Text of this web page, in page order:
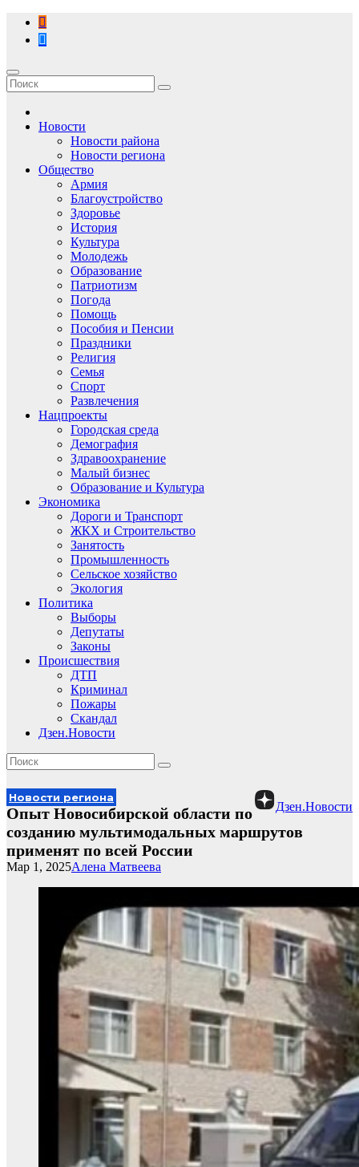
Перейти
содержимому
Новости
Новости района
Новости региона
Общество
Армия
Благоустройство
Здоровье
История
Культура
Молодежь
Образование
Патриотизм
Погода
Помощь
Пособия и Пенсии
Праздники
Религия
Семья
Спорт
Развлечения
Нацпроекты
Городская среда
Демография
Здравоохранение
Малый бизнес
Образование и Культура
Экономика
Дороги и Транспорт
ЖКХ и Строительство
Занятость
Промышленность
Сельское хозяйство
Экология
Политика
Выборы
Депутаты
Законы
Происшествия
ДТП
Криминал
Пожары
Скандал
Дзен.Новости
Дзен.Новости
Новости региона
Опыт Новосибирской области по
созданию мультимодальных маршрутов
применят по всей России
Алена Матвеева
Мар 1, 2025